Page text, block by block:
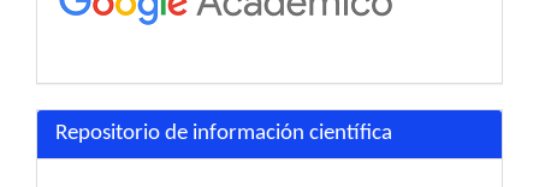
Repositorio de información científica